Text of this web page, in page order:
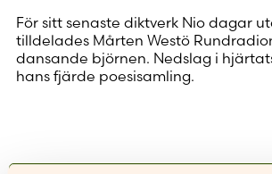
För sitt senaste diktverk Nio dagar
tilldelades Mårten Westö
dansande björnen. Nedslag i
hans fjärde poesisamling.